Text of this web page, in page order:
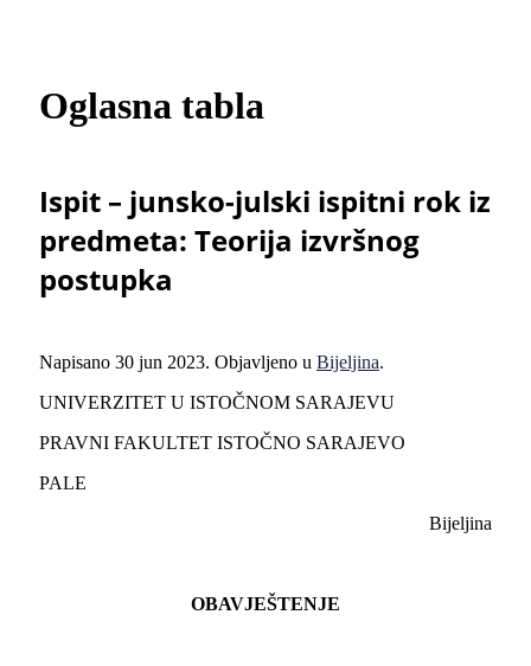
Oglasna tabla
Ispit – junsko-julski ispitni rok iz
predmeta: Teorija izvršnog
postupka
Napisano 30 jun 2023. Objavljeno u Bijeljina.
UNIVERZITET U ISTOČNOM SARAJEVU
PRAVNI FAKULTET ISTOČNO SARAJEVO
PALE
Bijeljina
OBAVJEŠTENJE